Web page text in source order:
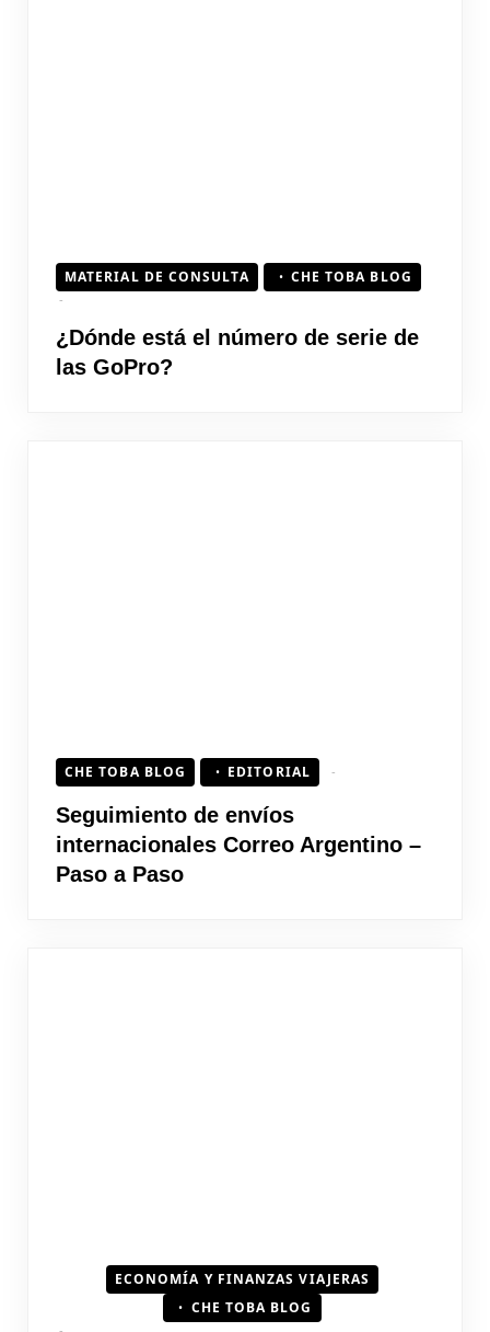
MATERIAL DE CONSULTA CHE TOBA BLOG
¿Dónde está el número de serie de
las GoPro?
CHE TOBA BLOG EDITORIAL
Seguimiento de envíos
internacionales Correo Argentino –
Paso a Paso
ECONOMÍA Y FINANZAS VIAJERAS
CHE TOBA BLOG